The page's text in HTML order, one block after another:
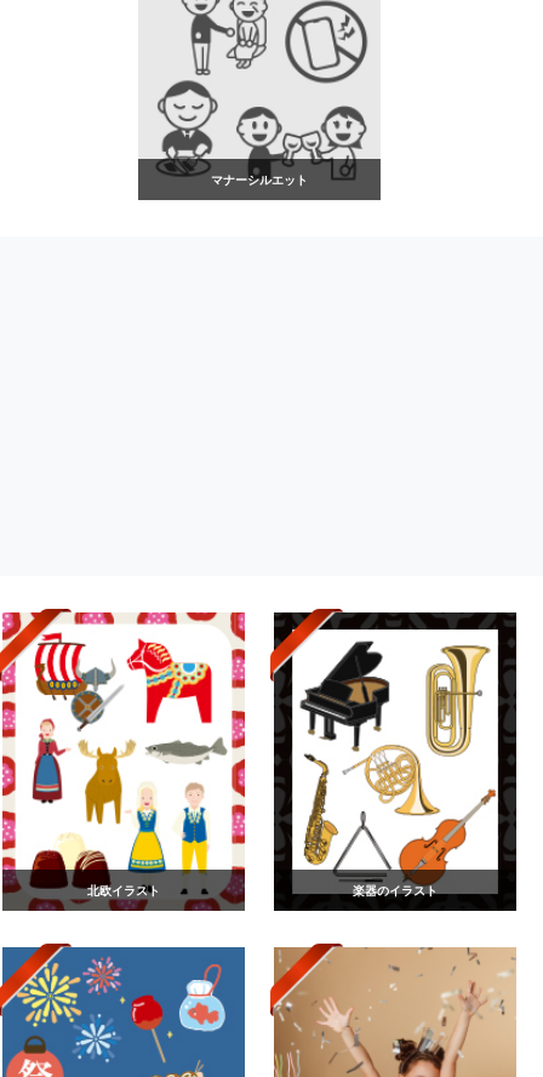
マナーシルエット
北欧イラスト 楽器のイラスト